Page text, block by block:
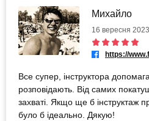
Михайло
16 вересня 2023
Все супер, інструктора
розповідають. Від самих
захваті. Якщо ще б інструктаж проводили українською,
було б ідеально. Дякую!